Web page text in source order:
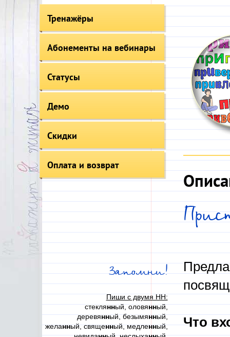
Тренажёры
Абонементы на вебинары
Статусы
Демо
Скидки
Оплата и возврат
Запомни!
Пиши с двумя НН:
стеклянный, оловянный,
деревянный, безымянный,
желанный, священный, медленный,
Что